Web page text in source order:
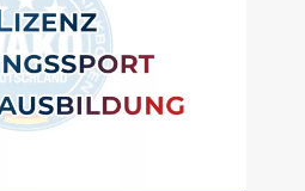
Abschluss
Lizenz